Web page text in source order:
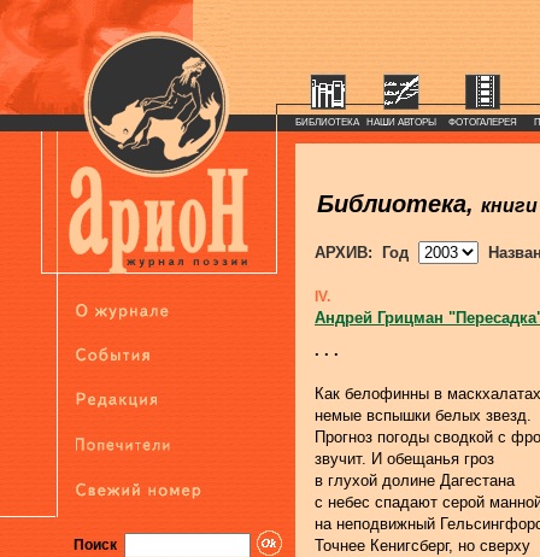
Поиск
БИБЛИОТЕКА НАШИ АВТОРЫ ФОТОГАЛЕРЕЯ
Библиотека, книги
АРХИВ: Год
IV.
Андрей Грицман
. . .
Как белофинны в
немые вспышки белых звезд.
Прогноз погоды сводкой с
звучит. И обещанья гроз
в глухой долине Дагестана
с небес спадают серой
на неподвижный
Точнее Кенигсберг, но сверху